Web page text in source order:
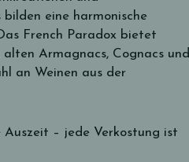
bilden eine harmonische
French Paradox bietet
Armagnacs, Cognacs und
an Weinen aus der
Auszeit – jede Verkostung ist